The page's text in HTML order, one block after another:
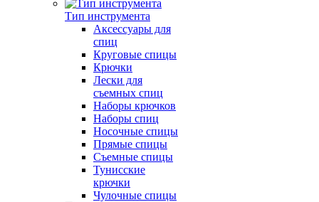
Тип инструмента
Аксессуары для
спиц
Круговые спицы
Крючки
Лески для
съемных спиц
Наборы крючков
Наборы спиц
Носочные спицы
Прямые спицы
Съемные спицы
Тунисские
крючки
Чулочные спицы